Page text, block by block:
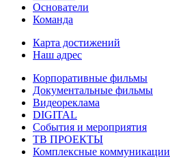
Основатели
Команда
Карта достижений
Наш адрес
Корпоративные фильмы
Документальные фильмы
Видеореклама
DIGITAL
События и мероприятия
ТВ ПРОЕКТЫ
Комплексные коммуникации